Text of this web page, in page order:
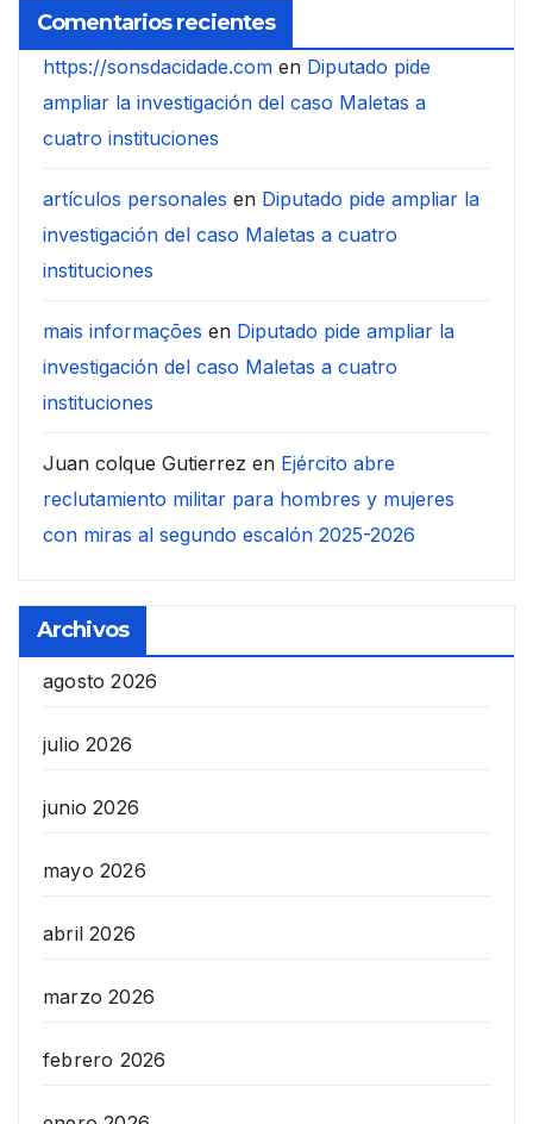
Comentarios recientes
https://sonsdacidade.com en Diputado pide
ampliar la investigación del caso Maletas a
cuatro instituciones
artículos personales en Diputado pide ampliar la
investigación del caso Maletas a cuatro
instituciones
mais informações en Diputado pide ampliar la
investigación del caso Maletas a cuatro
instituciones
Juan colque Gutierrez en Ejército abre
reclutamiento militar para hombres y mujeres
con miras al segundo escalón 2025-2026
Archivos
agosto 2026
julio 2026
junio 2026
mayo 2026
abril 2026
marzo 2026
febrero 2026